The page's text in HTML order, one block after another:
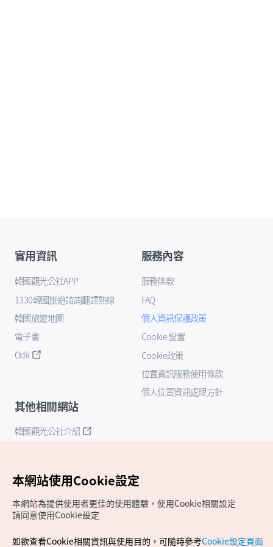
實用資訊
韓國觀光公社APP
1330韓國旅遊諮詢翻譯熱線
韓國旅遊地圖
電子書
Odii
服務內容
服務條款
FAQ
個人資訊保護政策
Cookie 設置
Cookie政策
位置資訊服務使用條款
個人位置資訊處理方針
其他相關網站
韓國觀光公社介紹
本網站使用Cookie設定
本網站為提供使用者更佳的使用體驗，使用Cookie相關設定
請同意使用Cookie設定
如欲查看Cookie相關資訊與使用目的，可隨時參考Cookie設定頁面